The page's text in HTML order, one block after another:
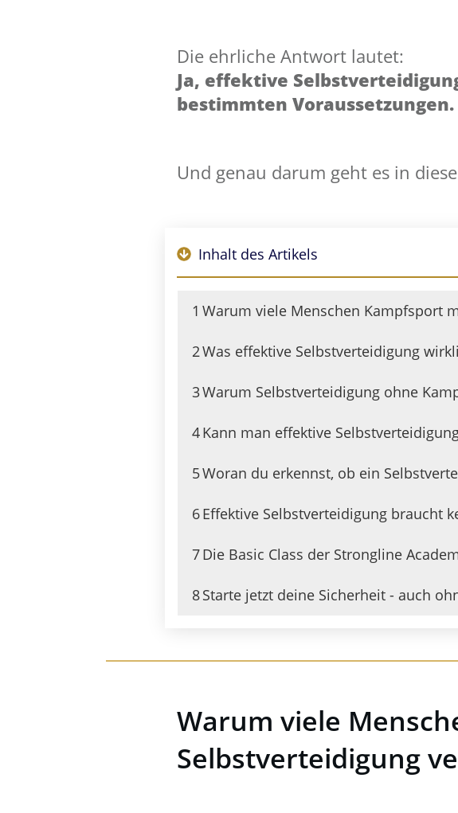
Die ehrliche Antwort lautet:
Ja, effektive
bestimmten Voraussetzungen.
Und genau darum geht es in
Inhalt des Artikels
1 Warum viele Menschen Kampfsport
2Was effektive Selbstverteidigung
3Warum Selbstverteidigung ohne
4Kann man effektive
5Woran du erkennst, ob ein
6Effektive Selbstverteidigung braucht
7Die Basic Class der Strongline
8Starte jetzt deine Sicherheit - auch
Warum viele
Selbstverteidigung